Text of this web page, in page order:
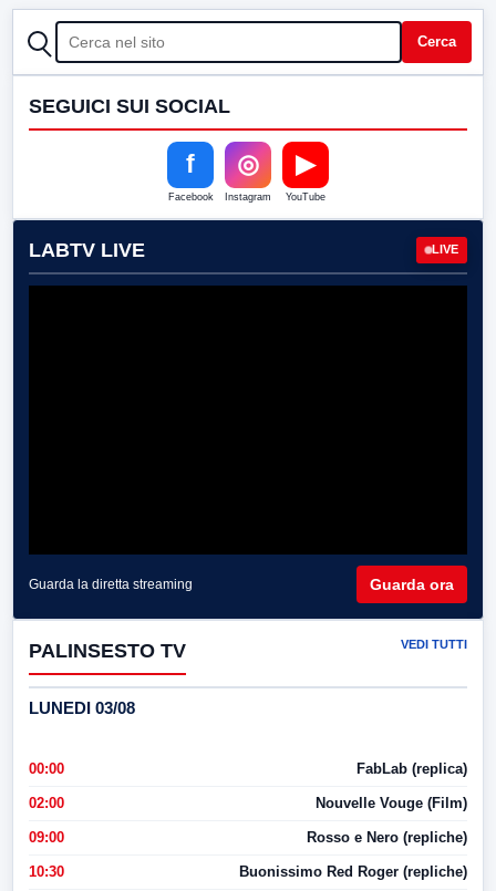
CERCA Cerca
SEGUICI SUI SOCIAL
f
Facebook
◎
Instagram
▶
YouTube
LABTV LIVE LIVE
Guarda la diretta streaming Guarda ora
PALINSESTO TV VEDI TUTTI
LUNEDI 03/08
00:00 FabLab (replica)
02:00 Nouvelle Vouge (Film)
09:00 Rosso e Nero (repliche)
10:30 Buonissimo Red Roger (repliche)